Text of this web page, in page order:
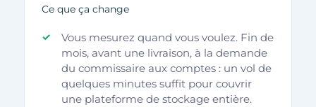
Ce que ça change
Vous mesurez quand vous voulez. Fin de
mois, avant une livraison, à la demande
du commissaire aux comptes : un vol de
quelques minutes suffit pour couvrir
une plateforme de stockage entière.